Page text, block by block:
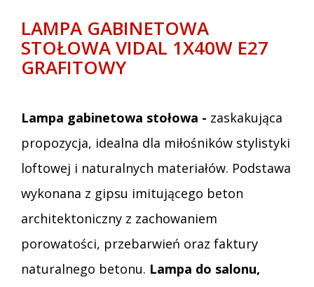
LAMPA GABINETOWA
STOŁOWA VIDAL 1X40W E27
GRAFITOWY
Lampa gabinetowa stołowa - zaskakująca
propozycja, idealna dla miłośników stylistyki
loftowej i naturalnych materiałów. Podstawa
wykonana z gipsu imitującego beton
architektoniczny z zachowaniem
porowatości, przebarwień oraz faktury
naturalnego betonu. Lampa do salonu,